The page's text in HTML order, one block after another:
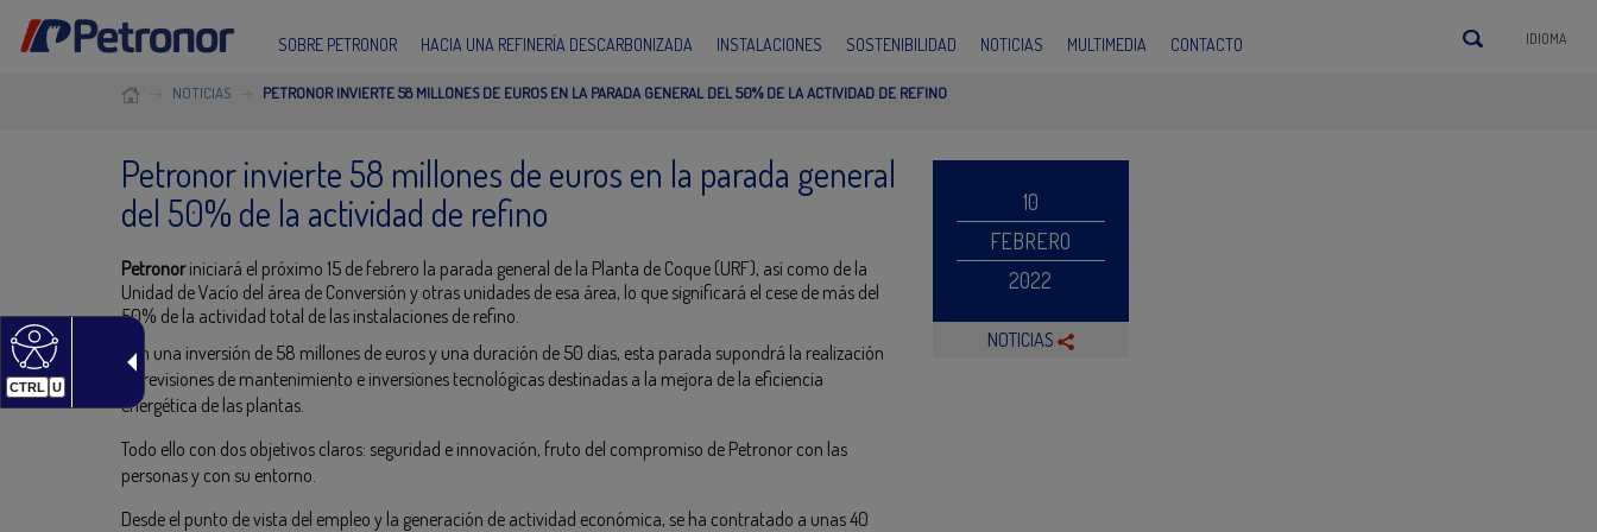
CTRL U
SOBRE PETRONOR HACIA UNA REFINERÍA DESCARBONIZADA INSTALACIONES SOSTENIBILIDAD NOTICIAS MULTIMEDIA CONTACTO IDIOMA
NOTICIAS PETRONOR INVIERTE 58 MILLONES DE EUROS EN LA PARADA GENERAL DEL 50% DE LA ACTIVIDAD DE REFINO
Petronor invierte 58 millones de euros en la parada general
del 50% de la actividad de refino
Petronoriniciará el próximo 15 de febrero la parada general de la Planta de Coque (URF), así como de la
Unidad de Vacío del área de Conversión y otras unidades de esa área, lo que significará el cese de más del
50% de la actividad total de las instalaciones de refino.
Con una inversión de 58 millones de euros y una duración de 50 días, esta parada supondrá la realización
de revisiones de mantenimiento e inversiones tecnológicas destinadas a la mejora de la eficiencia
energética de las plantas.
Todo ello con dos objetivos claros: seguridad e innovación, fruto del compromiso de Petronor con las
personas y con su entorno.
Desde el punto de vista del empleo y la generación de actividad económica, se ha contratado a unas 40
10
FEBRERO
2022
NOTICIAS